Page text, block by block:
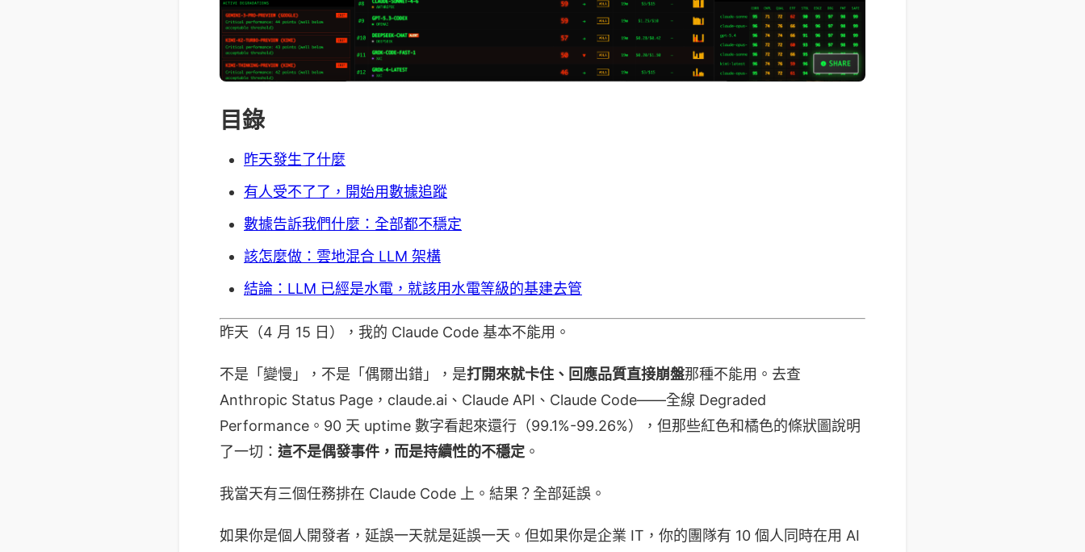
目錄
昨天發生了什麼
有人受不了了，開始用數據追蹤
數據告訴我們什麼：全部都不穩定
該怎麼做：雲地混合 LLM 架構
結論：LLM 已經是水電，就該用水電等級的基建去管
昨天（4 月 15 日），我的 Claude Code 基本不能用。
不是「變慢」，不是「偶爾出錯」，是打開來就卡住、回應品質直接崩盤那種不能用。去查
Anthropic Status Page，claude.ai、Claude API、Claude Code——全線 Degraded
Performance。90 天 uptime 數字看起來還行（99.1%-99.26%），但那些紅色和橘色的條狀圖說明
了一切： 這不是偶發事件，而是持續性的不穩定 。
我當天有三個任務排在 Claude Code 上。結果？全部延誤。
如果你是個人開發者，延誤一天就是延誤一天。但如果你是企業 IT，你的團隊有 10 個人同時在用 AI